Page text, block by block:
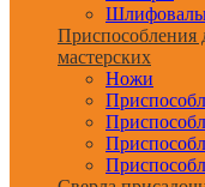
Приспособления
мастерских
Ножи